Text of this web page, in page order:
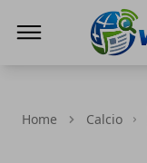
Home Calcio